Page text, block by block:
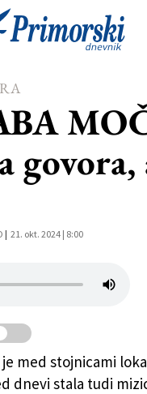
govora,
| 21. okt. 2024 | 8:00
je med stojnicami
dnevi stala tudi